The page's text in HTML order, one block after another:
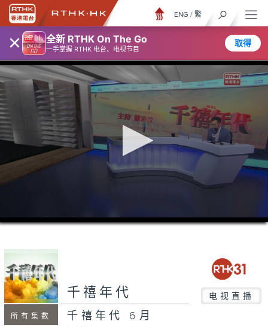
× 全新 RTHK On The Go
一手掌握 RTHK 电台、电视节目
取得
ENG / 繁
0
seconds
19
minutes,
52
seconds
所有集数
千禧年代 电视直播
千禧年代 6月